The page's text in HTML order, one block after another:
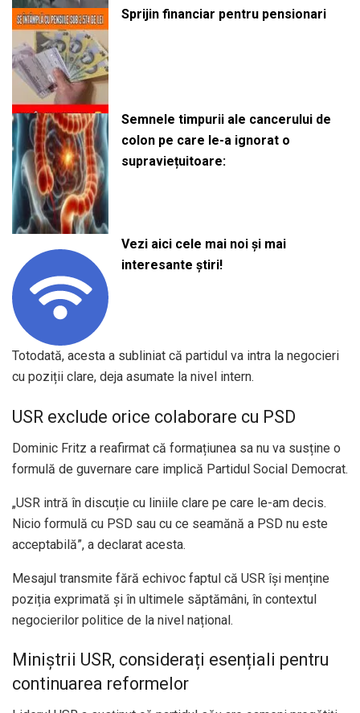
Sprijin financiar pentru pensionari
Semnele timpurii ale cancerului de
colon pe care le-a ignorat o
supraviețuitoare:
Vezi aici cele mai noi și mai
interesante știri!
Totodată, acesta a subliniat că partidul va intra la negocieri
cu poziții clare, deja asumate la nivel intern.
USR exclude orice colaborare cu PSD
Dominic Fritz a reafirmat că formațiunea sa nu va susține o
formulă de guvernare care implică Partidul Social Democrat.
„USR intră în discuție cu liniile clare pe care le-am decis.
Nicio formulă cu PSD sau cu ce seamănă a PSD nu este
acceptabilă”, a declarat acesta.
Mesajul transmite fără echivoc faptul că USR își menține
poziția exprimată și în ultimele săptămâni, în contextul
negocierilor politice de la nivel național.
Miniștrii USR, considerați esențiali pentru
continuarea reformelor